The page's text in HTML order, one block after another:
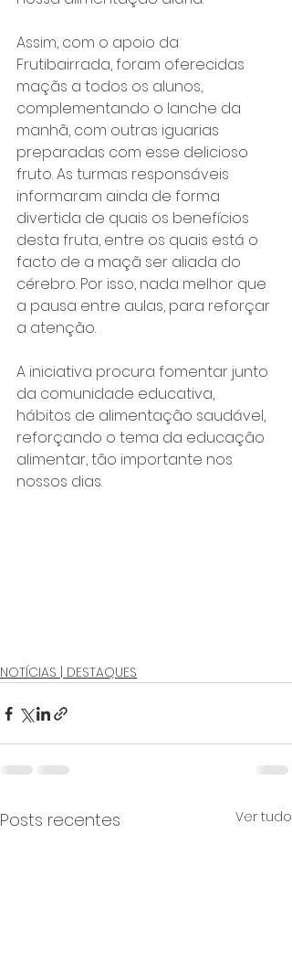
Assim, com o apoio da
Frutibairrada, foram oferecidas
maçãs a todos os alunos,
complementando o lanche da
manhã, com outras iguarias
preparadas com esse delicioso
fruto. As turmas responsáveis
informaram ainda de forma
divertida de quais os benefícios
desta fruta, entre os quais está o
facto de a maçã ser aliada do
cérebro. Por isso, nada melhor que
a pausa entre aulas, para reforçar
a atenção.
A iniciativa procura fomentar junto
da comunidade educativa,
hábitos de alimentação saudável,
reforçando o tema da educação
alimentar, tão importante nos
nossos dias.
NOTÍCIAS | DESTAQUES
Posts recentes Ver tudo